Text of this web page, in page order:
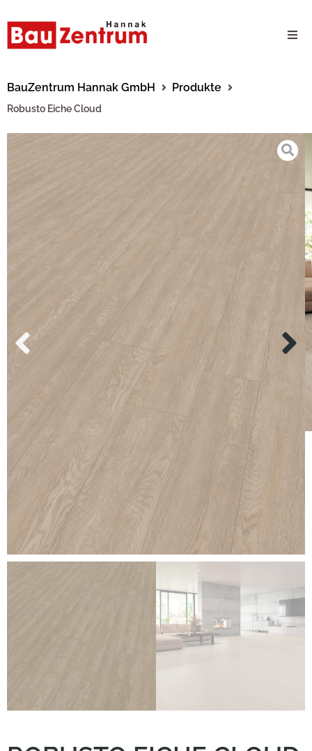
Kundenservice
BauZentrum Hannak GmbH Produkte
Robusto Eiche Cloud